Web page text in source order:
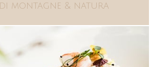
montagne & natura